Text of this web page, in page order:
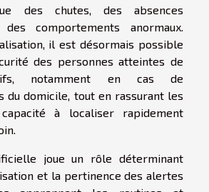
des chutes, des absences
comportements anormaux.
il est désormais possible
des personnes atteintes de
notamment en cas de
du domicile, tout en rassurant les
à localiser rapidement
joue un rôle déterminant
et la pertinence des alertes